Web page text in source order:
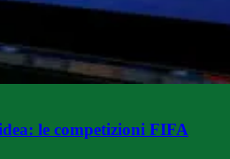
le competizioni FIFA